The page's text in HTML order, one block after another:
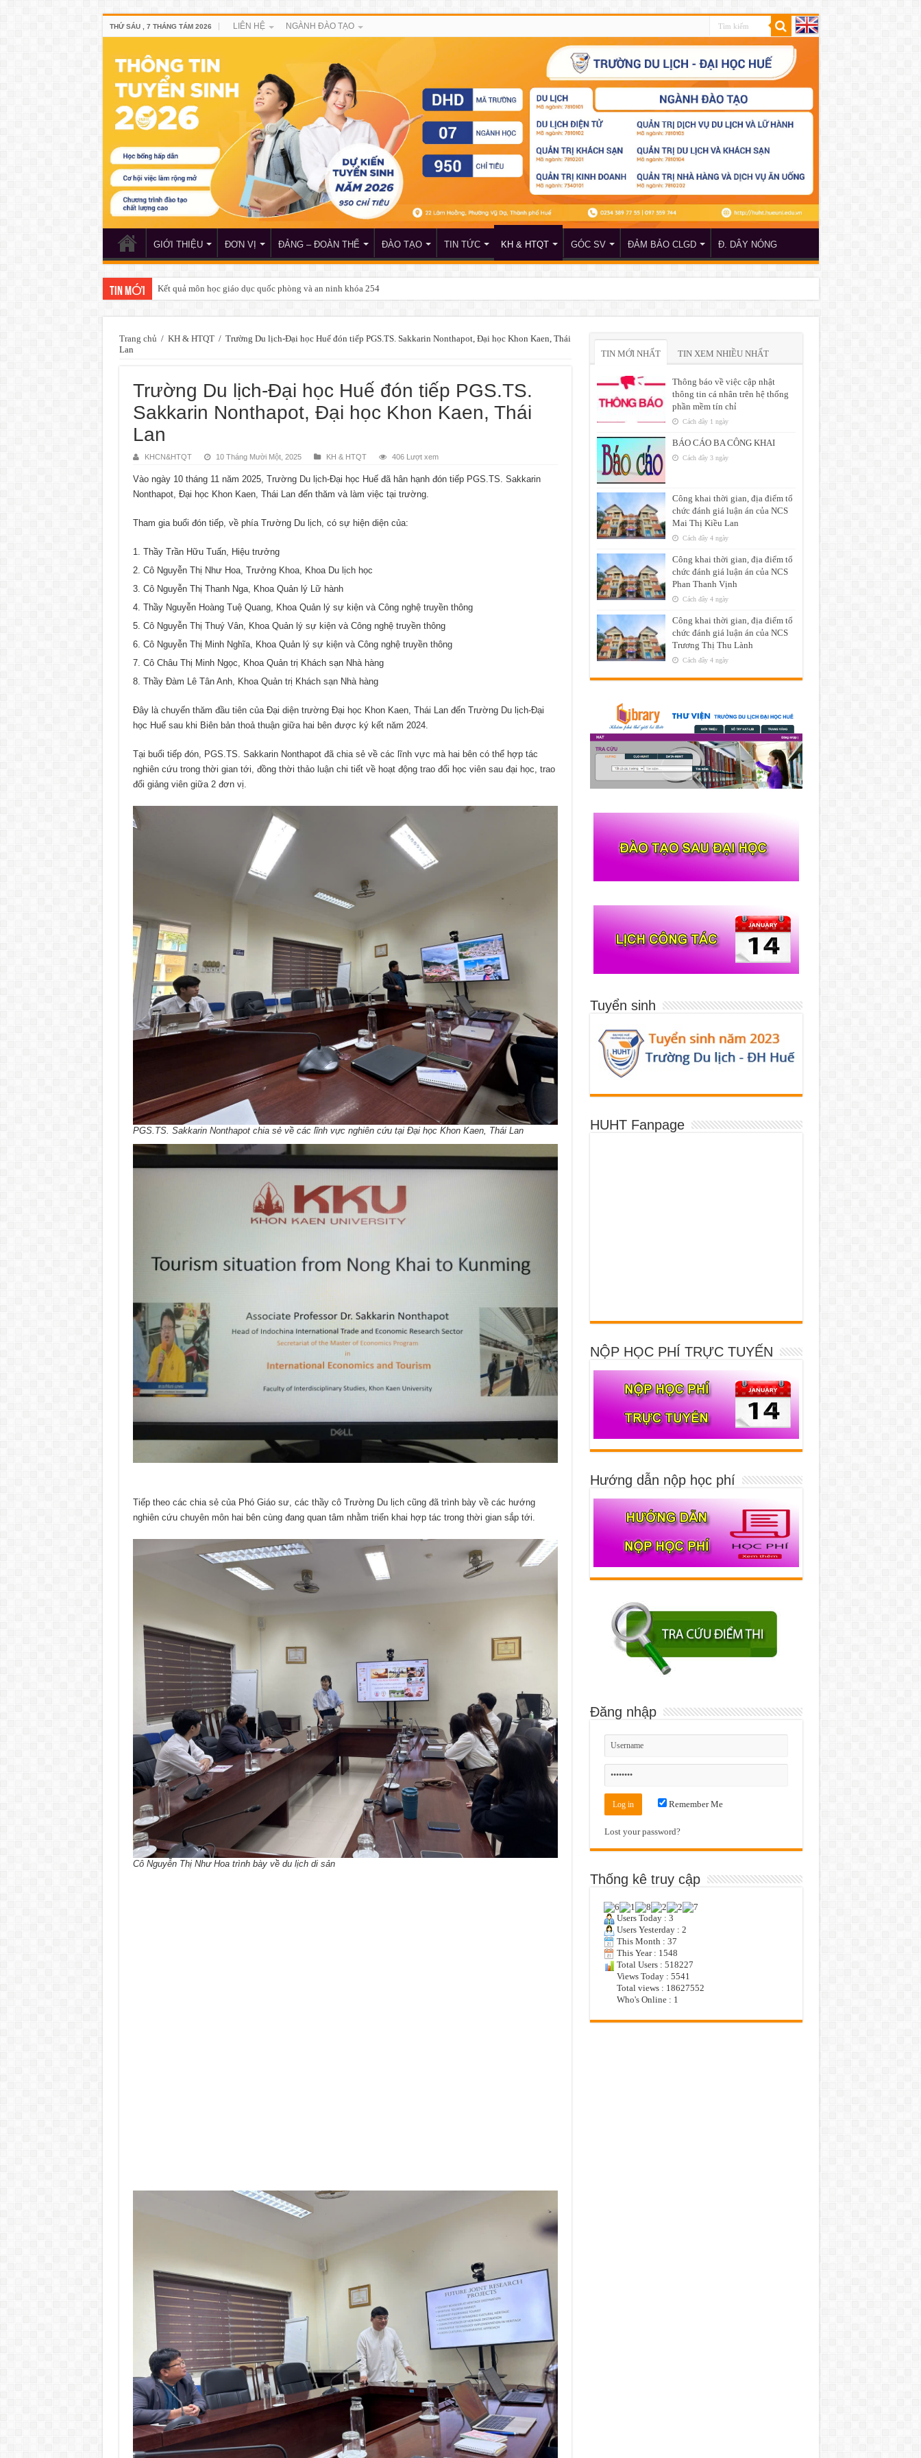
THỨ SÁU , 7 THÁNG TÁM 2026 LIÊN HỆ NGÀNH ĐÀO TẠO
GIỚI THIỆU ĐƠN VỊ ĐẢNG – ĐOÀN THỂ ĐÀO TẠO TIN TỨC KH & HTQT GÓC SV ĐẢM BẢO CLGD Đ. DÂY NÓNG
TIN MỚI Quyết định về việc lập hội đồng đánh giá khóa luận tốt nghiệp (đợt 1) dành cho sinh viên khoa Quản lý lữ hành và khoa Du lịch học, Trường Du lịch – Đại học Huế năm học 2025 – 2026
Trang chủ / KH & HTQT / Trường Du lịch-Đại học Huế đón tiếp PGS.TS. Sakkarin Nonthapot, Đại học Khon Kaen, Thái
Lan
Trường Du lịch-Đại học Huế đón tiếp PGS.TS.
Sakkarin Nonthapot, Đại học Khon Kaen, Thái
Lan
KHCN&HTQT 10 Tháng Mười Một, 2025 KH & HTQT 406 Lượt xem
Vào ngày 10 tháng 11 năm 2025, Trường Du lịch-Đại học Huế đã hân hạnh đón tiếp PGS.TS. Sakkarin
Nonthapot, Đại học Khon Kaen, Thái Lan đến thăm và làm việc tại trường.
Tham gia buổi đón tiếp, về phía Trường Du lịch, có sự hiện diện của:
Thầy Trần Hữu Tuấn, Hiệu trưởng
Cô Nguyễn Thị Như Hoa, Trưởng Khoa, Khoa Du lịch học
Cô Nguyễn Thị Thanh Nga, Khoa Quản lý Lữ hành
Thầy Nguyễn Hoàng Tuệ Quang, Khoa Quản lý sự kiện và Công nghệ truyền thông
Cô Nguyễn Thị Thuý Vân, Khoa Quản lý sự kiện và Công nghệ truyền thông
Cô Nguyễn Thị Minh Nghĩa, Khoa Quản lý sự kiện và Công nghệ truyền thông
Cô Châu Thị Minh Ngọc, Khoa Quản trị Khách sạn Nhà hàng
Thầy Đàm Lê Tân Anh, Khoa Quản trị Khách sạn Nhà hàng
Đây là chuyến thăm đầu tiên của Đại diện trường Đại học Khon Kaen, Thái Lan đến Trường Du lịch-Đại
học Huế sau khi Biên bản thoả thuận giữa hai bên được ký kết năm 2024.
Tại buổi tiếp đón, PGS.TS. Sakkarin Nonthapot đã chia sẻ về các lĩnh vực mà hai bên có thể hợp tác
nghiên cứu trong thời gian tới, đồng thời thảo luận chi tiết về hoạt động trao đổi học viên sau đại học, trao
đổi giảng viên giữa 2 đơn vị.
PGS.TS. Sakkarin Nonthapot chia sẻ về các lĩnh vực nghiên cứu tại Đại học Khon Kaen, Thái Lan
Tiếp theo các chia sẻ của Phó Giáo sư, các thầy cô Trường Du lịch cũng đã trình bày về các hướng
nghiên cứu chuyên môn hai bên cùng đang quan tâm nhằm triển khai hợp tác trong thời gian sắp tới.
Cô Nguyễn Thị Như Hoa trình bày về du lịch di sản
TIN MỚI NHẤT TIN XEM NHIỀU NHẤT
Thông báo về việc cập nhật
thông tin cá nhân trên hệ thống
phần mềm tín chỉ
Cách đây 1 ngày
BÁO CÁO BA CÔNG KHAI
Cách đây 3 ngày
Công khai thời gian, địa điểm tổ
chức đánh giá luận án của NCS
Mai Thị Kiều Lan
Cách đây 4 ngày
Công khai thời gian, địa điểm tổ
chức đánh giá luận án của NCS
Phan Thanh Vịnh
Cách đây 4 ngày
Công khai thời gian, địa điểm tổ
chức đánh giá luận án của NCS
Trương Thị Thu Lành
Cách đây 4 ngày
Tuyển sinh
HUHT Fanpage
NỘP HỌC PHÍ TRỰC TUYẾN
Hướng dẫn nộp học phí
Đăng nhập
Remember Me
Lost your password?
Thống kê truy cập
Users Today : 3
Users Yesterday : 2
This Month : 37
This Year : 1548
Total Users : 518227
Views Today : 5541
Total views : 18627552
Who's Online : 1